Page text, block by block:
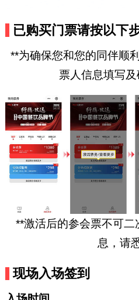
已购买门票请按以下
**为确保您和您的同伴顺
票人信息填写及
**激活后的参会票不可
息，请
现场入场签到